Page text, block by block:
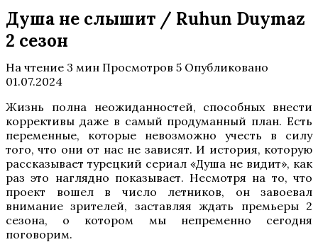
Душа не слышит / Ruhun Duymaz
2 сезон
На чтение 3 мин Просмотров 5 Опубликовано
01.07.2024
Жизнь полна неожиданностей, способных внести
коррективы даже в самый продуманный план. Есть
переменные, которые невозможно учесть в силу
того, что они от нас не зависят. И история, которую
рассказывает турецкий сериал «Душа не видит», как
раз это наглядно показывает. Несмотря на то, что
проект вошел в число летников, он завоевал
внимание зрителей, заставляя ждать премьеры 2
сезона, о котором мы непременно сегодня
поговорим.